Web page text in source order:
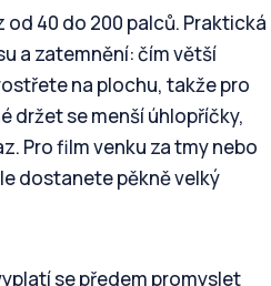
od 40 do 200 palců. Praktická
a zatemnění: čím větší
na plochu, takže pro
držet se menší úhlopříčky,
Pro film venku za tmy nebo
dostanete pěkně velký
se předem promyslet